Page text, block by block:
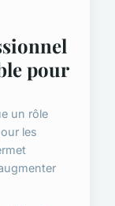
pour
un rôle
les